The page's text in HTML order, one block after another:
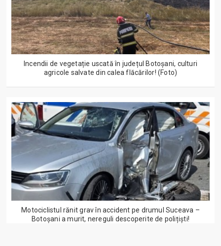
Incendii de vegetație uscată în județul Botoșani, culturi
agricole salvate din calea flăcărilor! (Foto)
Motociclistul rănit grav în accident pe drumul Suceava –
Botoșani a murit, nereguli descoperite de polițiști!